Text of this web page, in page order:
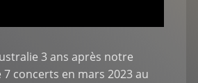
3 ans après notre
concerts en mars 2023 au